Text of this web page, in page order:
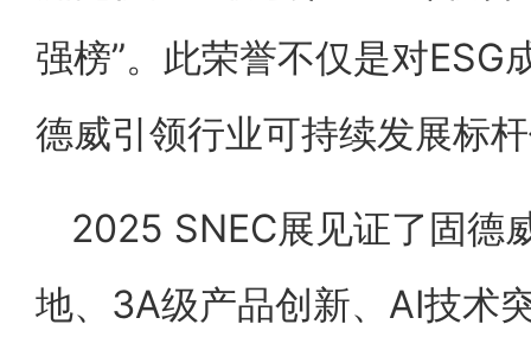
强榜”。此荣誉不仅是对ESG
德威引领行业可持续发展标
2025 SNEC展见证了固德
地、3A级产品创新、AI技术